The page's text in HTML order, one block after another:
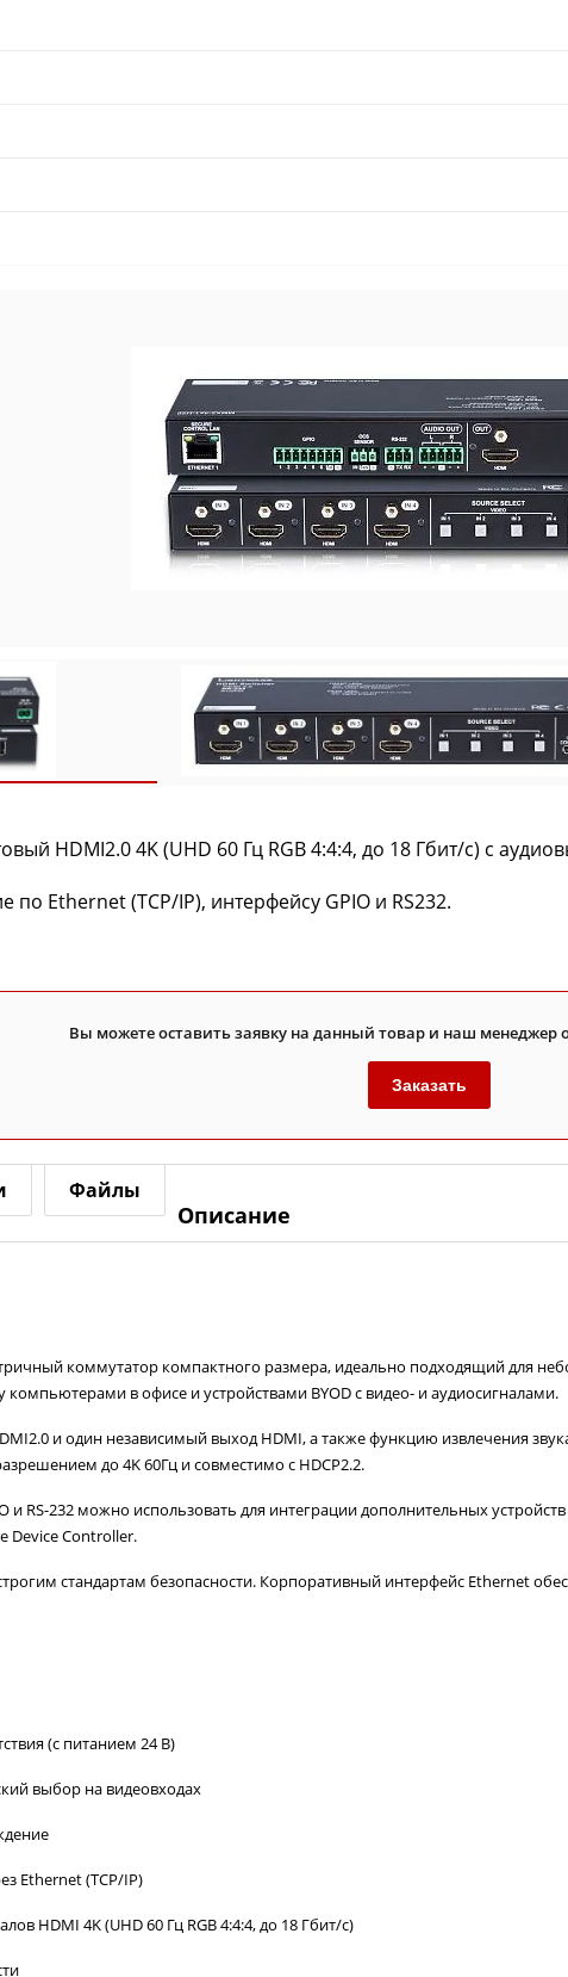
HDMI2.0 4K (UHD 60 Гц RGB 4:4:4, до 18 Гбит/с) с
по Ethernet (TCP/IP), интерфейсу GPIO и RS232.
Вы можете оставить заявку на данный товар и наш менеджер
Заказать
Файлы
Описание
коммутатор компактного размера, идеально подходящий для
компьютерами в офисе и устройствами BYODс видео- и аудиосигналами.
и один независимый выход HDMI, а также функцию извлечения
до 4K 60Гц и совместимо с HDCP2.2.
и RS-232 можно использовать для интеграции дополнительных
DeviceController.
стандартам безопасности. Корпоративный интерфейс Ethernet
(с питанием 24 В)
выбор на видеовходах
Ethernet (TCP/IP)
HDMI 4K (UHD 60 Гц RGB 4:4:4, до 18 Гбит/с)